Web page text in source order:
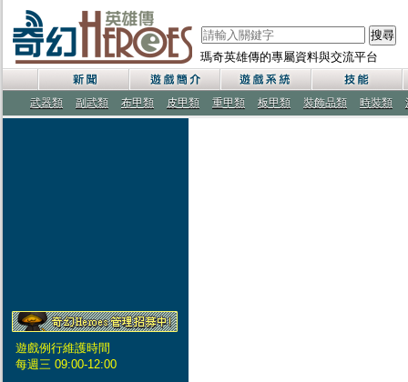
瑪奇英雄傳的專屬資料與交流平台
搜尋
武器類 副武類 布甲類 皮甲類 重甲類 板甲類 裝飾品類 時裝類
遊戲例行維護時間
每週三 09:00-12:00